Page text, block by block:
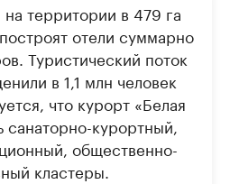
территории в 479 га
отели суммарно
Туристический поток
в 1,1 млн человек
что курорт «Белая
санаторно-курортный,
общественно-
кластеры.